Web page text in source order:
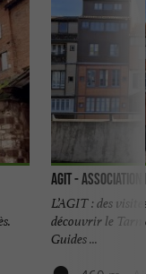
AGIT -
L’AGIT : des
découvrir le Tarn
Guides ...